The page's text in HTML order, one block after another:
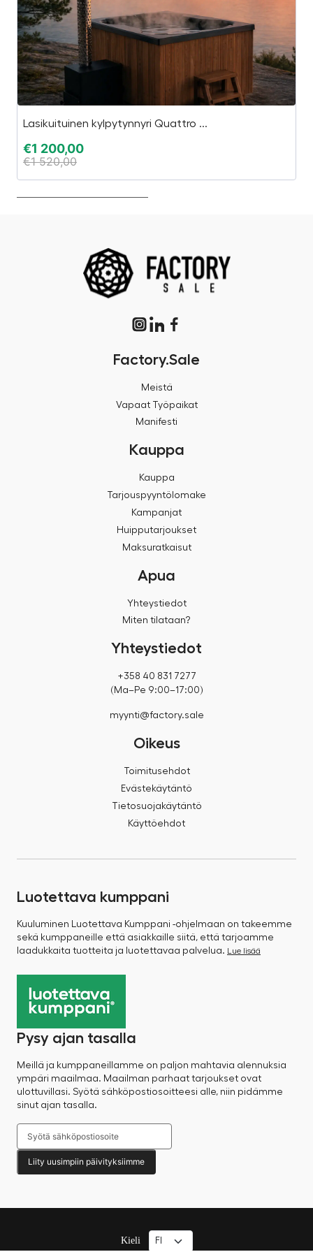
Lasikuituinen kylpytynnyri Quattro ...
€1 200,00
€1 520,00
Factory.Sale
Meistä
Vapaat Työpaikat
Manifesti
Kauppa
Kauppa
Tarjouspyyntölomake
Kampanjat
Huipputarjoukset
Maksuratkaisut
Apua
Yhteystiedot
Miten tilataan?
Yhteystiedot
+358 40 831 7277
(Ma–Pe 9:00–17:00)
myynti@factory.sale
Oikeus
Toimitusehdot
Evästekäytäntö
Tietosuojakäytäntö
Käyttöehdot
Luotettava kumppani
Kuuluminen Luotettava Kumppani -ohjelmaan on takeemme
sekä kumppaneille että asiakkaille siitä, että tarjoamme
laadukkaita tuotteita ja luotettavaa palvelua. Lue lisää
Pysy ajan tasalla
Meillä ja kumppaneillamme on paljon mahtavia alennuksia
ympäri maailmaa. Maailman parhaat tarjoukset ovat
ulottuvillasi. Syötä sähköpostiosoitteesi alle, niin pidämme
sinut ajan tasalla.
Liity uusimpiin päivityksiimme
Kieli